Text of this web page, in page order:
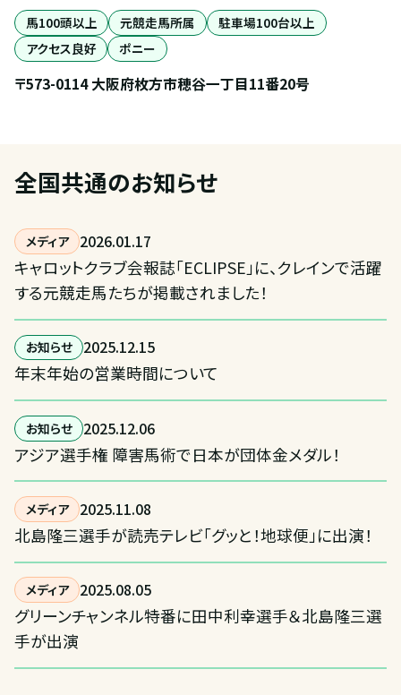
馬100頭以上 元競走馬所属
駐車場100台以上
アクセス良好
ポニー
〒573-0114 大阪府枚方市穂谷一丁目11番20号
全国共通のお知らせ
メディア 2026.01.17
キャロットクラブ会報誌「ECLIPSE」に、クレインで活躍
する元競走馬たちが掲載されました！
お知らせ 2025.12.15
年末年始の営業時間について
お知らせ 2025.12.06
アジア選手権 障害馬術で日本が団体金メダル！
メディア 2025.11.08
北島隆三選手が読売テレビ「グッと！地球便」に出演！
メディア 2025.08.05
グリーンチャンネル特番に田中利幸選手＆北島隆三選
手が出演